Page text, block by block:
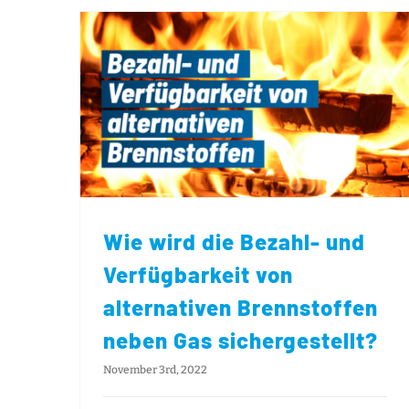
Wie wird die Bezahl- und
Verfügbarkeit von
alternativen Brennstoffen
neben Gas sichergestellt?
November 3rd, 2022